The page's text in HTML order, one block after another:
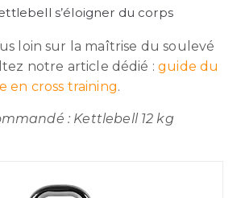
s’éloigner du corps
loin sur la maîtrise du soulevé
notre article dédié : guide du
en cross training.
: Kettlebell 12 kg